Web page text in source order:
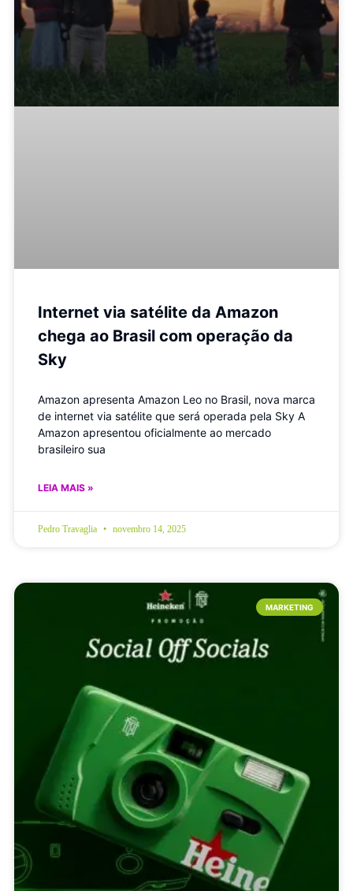
Internet via satélite da Amazon
chega ao Brasil com operação da
Sky
Amazon apresenta Amazon Leo no Brasil, nova marca
de internet via satélite que será operada pela Sky A
Amazon apresentou oficialmente ao mercado
brasileiro sua
LEIA MAIS »
Pedro Travaglia novembro 14, 2025
MARKETING